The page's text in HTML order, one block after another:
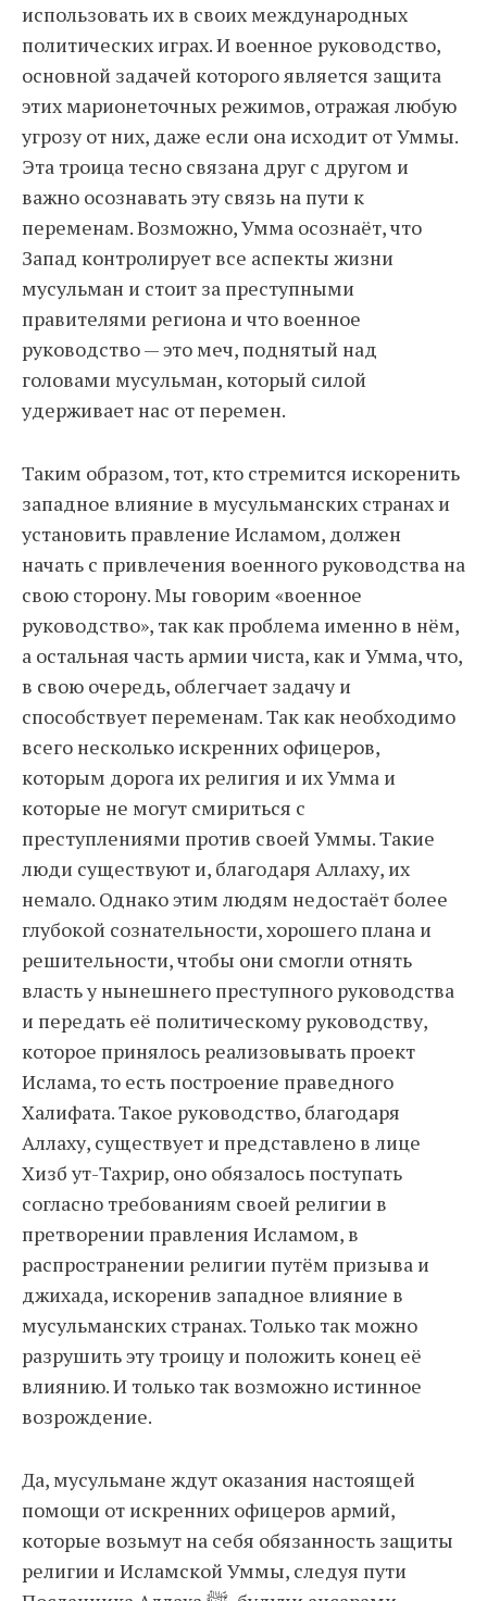
использовать их в своих международных
политических играх. И военное руководство,
основной задачей которого является защита
этих марионеточных режимов, отражая любую
угрозу от них, даже если она исходит от Уммы.
Эта троица тесно связана друг с другом и
важно осознавать эту связь на пути к
переменам. Возможно, Умма осознаёт, что
Запад контролирует все аспекты жизни
мусульман и стоит за преступными
правителями региона и что военное
руководство — это меч, поднятый над
головами мусульман, который силой
удерживает нас от перемен.
Таким образом, тот, кто стремится искоренить
западное влияние в мусульманских странах и
установить правление Исламом, должен
начать с привлечения военного руководства на
свою сторону. Мы говорим «военное
руководство», так как проблема именно в нём,
а остальная часть армии чиста, как и Умма, что,
в свою очередь, облегчает задачу и
способствует переменам. Так как необходимо
всего несколько искренних офицеров,
которым дорога их религия и их Умма и
которые не могут смириться с
преступлениями против своей Уммы. Такие
люди существуют и, благодаря Аллаху, их
немало. Однако этим людям недостаёт более
глубокой сознательности, хорошего плана и
решительности, чтобы они смогли отнять
власть у нынешнего преступного руководства
и передать её политическому руководству,
которое принялось реализовывать проект
Ислама, то есть построение праведного
Халифата. Такое руководство, благодаря
Аллаху, существует и представлено в лице
Хизб ут-Тахрир, оно обязалось поступать
согласно требованиям своей религии в
претворении правления Исламом, в
распространении религии путём призыва и
джихада, искоренив западное влияние в
мусульманских странах. Только так можно
разрушить эту троицу и положить конец её
влиянию. И только так возможно истинное
возрождение.
Да, мусульмане ждут оказания настоящей
помощи от искренних офицеров армий,
которые возьмут на себя обязанность защиты
религии и Исламской Уммы, следуя пути